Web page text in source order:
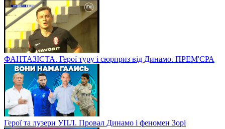
ФАНТАЗІСТА. Герої туру і сюрприз від Динамо. ПРЕМ'ЄРА
Герої та лузери УПЛ. Провал Динамо і феномен Зорі